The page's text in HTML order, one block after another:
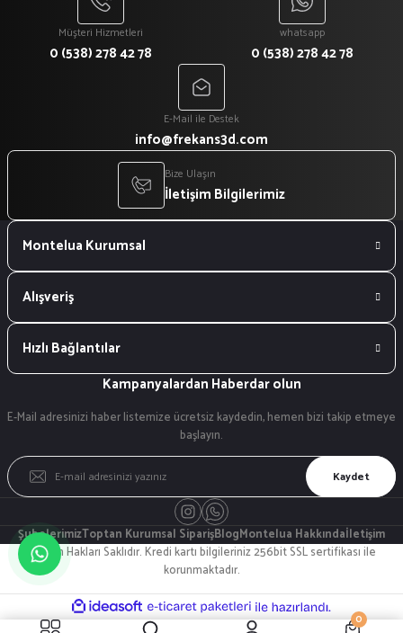
Müşteri Hizmetleri
0 (538) 278 42 78
whatsapp
0 (538) 278 42 78
E-Mail ile Destek
info@frekans3d.com
Bize Ulaşın
İletişim Bilgilerimiz
Montelua Kurumsal
Alışveriş
Hızlı Bağlantılar
Kampanyalardan Haberdar olun
E-Mail adresinizi haber listemize ücretsiz kaydedin, hemen bizi takip etmeye
başlayın.
Kaydet
ŞubelerimizToptan Kurumsal SiparişBlogMontelua Hakkındaİletişim
© Tüm Hakları Saklıdır. Kredi kartı bilgileriniz 256bit SSL sertifikası ile
korunmaktadır.
0
ideasoft
e-
ticaret
hazırlandı.